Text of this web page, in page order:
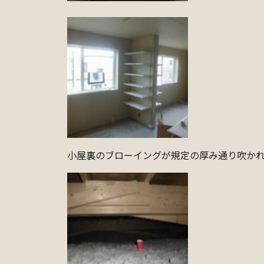
小屋裏のブローイングが規定の厚み通り吹か